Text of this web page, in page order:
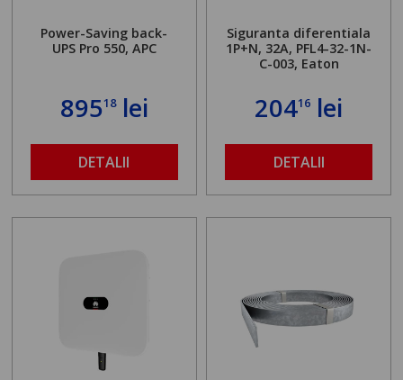
Power-Saving back-
UPS Pro 550, APC
89518lei
DETALII
Siguranta diferentiala
1P+N, 32A, PFL4-32-1N-
C-003, Eaton
20416 lei
DETALII